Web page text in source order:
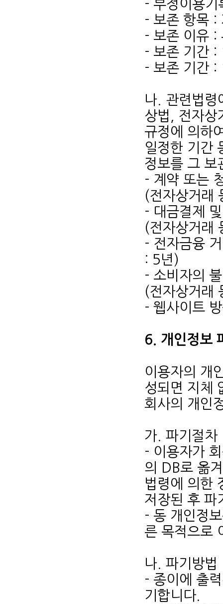
- 부정이용기
- 보존 항목 :
- 보존 이유 :
- 보존 기간 :
- 보존 기간 :
나. 관련법령
상법, 전자상
규정에 의하
일정한 기간
정보를 그 보
- 계약 또는
(전자상거래
- 대금결제
(전자상거래
- 전자금융
: 5년)
- 소비자의
(전자상거래
- 웹사이트
6. 개인정보
이용자의 개
성되면 지체
회사의 개인
가. 파기절차
- 이용자가
의 DB로 옮
법령에 의한
저장된 후 파
- 동 개인정
른 목적으로
나. 파기방법
- 종이에 출
기합니다.